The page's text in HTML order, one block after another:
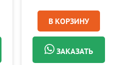
В КОРЗИНУ
ЗАКАЗАТЬ